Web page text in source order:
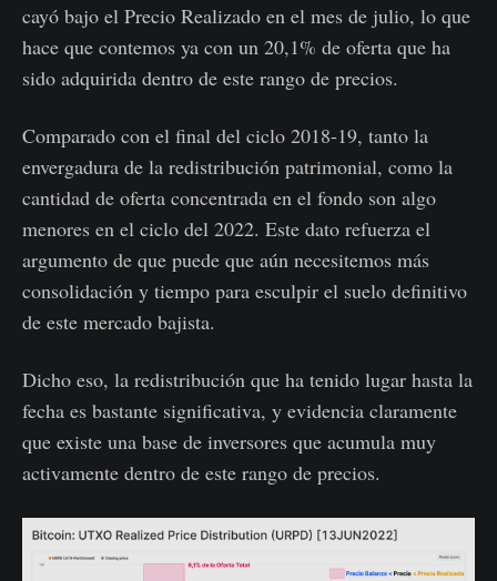
cayó bajo el Precio Realizado en el mes de julio, lo que
hace que contemos ya con un 20,1% de oferta que ha
sido adquirida dentro de este rango de precios.
Comparado con el final del ciclo 2018-19, tanto la
envergadura de la redistribución patrimonial, como la
cantidad de oferta concentrada en el fondo son algo
menores en el ciclo del 2022. Este dato refuerza el
argumento de que puede que aún necesitemos más
consolidación y tiempo para esculpir el suelo definitivo
de este mercado bajista.
Dicho eso, la redistribución que ha tenido lugar hasta la
fecha es bastante significativa, y evidencia claramente
que existe una base de inversores que acumula muy
activamente dentro de este rango de precios.